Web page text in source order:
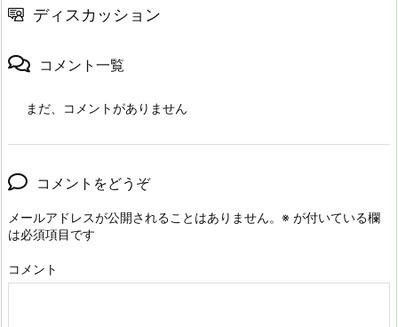
ディスカッション
コメント一覧
まだ、コメントがありません
コメントをどうぞ
メールアドレスが公開されることはありません。 ※ が付いている欄
は必須項目です
コメント